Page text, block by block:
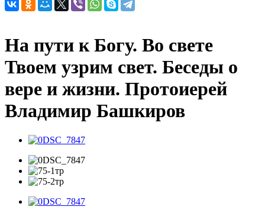
На пути к Богу. Во свете
Твоем узрим свет. Беседы о
вере и жизни. Протоиерей
Владимир Башкиров